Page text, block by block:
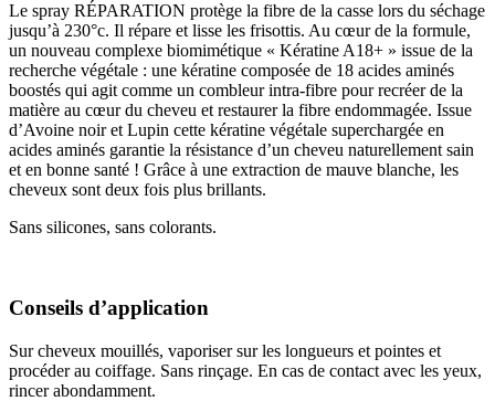
Le spray RÉPARATION protège la fibre de la casse lors du séchage
jusqu’à 230°c. Il répare et lisse les frisottis. Au cœur de la formule,
un nouveau complexe biomimétique « Kératine A18+ » issue de la
recherche végétale : une kératine composée de 18 acides aminés
boostés qui agit comme un combleur intra-fibre pour recréer de la
matière au cœur du cheveu et restaurer la fibre endommagée. Issue
d’Avoine noir et Lupin cette kératine végétale superchargée en
acides aminés garantie la résistance d’un cheveu naturellement sain
et en bonne santé ! Grâce à une extraction de mauve blanche, les
cheveux sont deux fois plus brillants.​​​
Sans silicones, sans colorants.
Conseils d’application
Sur cheveux mouillés, vaporiser sur les longueurs et pointes et
procéder au coiffage. Sans rinçage. En cas de contact avec les yeux,
rincer abondamment.